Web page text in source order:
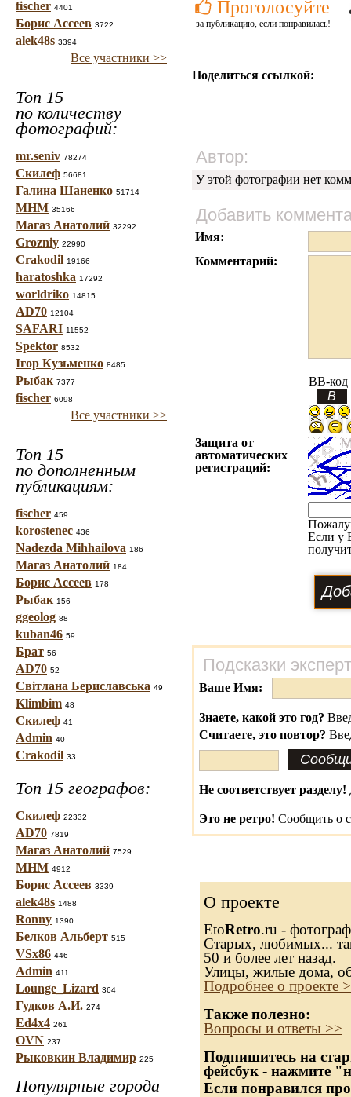
fischer 4401
Борис Ассеев 3722
alek48s 3394
Все участники >>
Топ 15
по количеству
фотографий:
mr.seniv 78274
Скилеф 56681
Галина Шаненко 51714
МНМ 35166
Магаз Анатолий 32292
Grozniy 22990
Crakodil 19166
haratoshka 17292
worldriko 14815
AD70 12104
SAFARI 11552
Spektor 8532
Ігор Кузьменко 8485
Рыбак 7377
fischer 6098
Все участники >>
Топ 15
по дополненным
публикациям:
fischer 459
korostenec 436
Nadezda Mihhailova 186
Магаз Анатолий 184
Борис Ассеев 178
Рыбак 156
ggeolog 88
kuban46 59
Брат 56
AD70 52
Світлана Бериславська 49
Klimbim 48
Скилеф 41
Admin 40
Crakodil 33
Топ 15 географов:
Скилеф 22332
AD70 7819
Магаз Анатолий 7529
МНМ 4912
Борис Ассеев 3339
alek48s 1488
Ronny 1390
Белков Альберт 515
VSx86 446
Admin 411
Lounge_Lizard 364
Гудков А.И. 274
Ed4x4 261
OVN 237
Рыковкин Владимир 225
Популярные города
Проголосуйте
за публикацию, если понравилась!
Поделиться ссылкой:
Автор:
У этой фотографии нет
Добавить
Имя:
Комментарий:
BB-код
Защита от
автоматических
регистраций:
Если у
Подсказки
Ваше Имя:
Знаете, какой это год?
Считаете, это повтор?
Не соответствует разделу!
Это не ретро! Сообщить о
О проекте
EtoRetro.ru -
Старых, любимых...
50 и более лет назад.
Улицы, жилые дома,
Подробнее о проекте
Также полезно:
Вопросы и ответы >>
Подпишитесь на
фейсбук - нажмите
Если понравился